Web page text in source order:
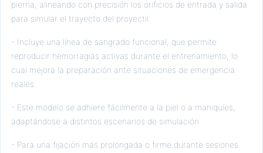
pierna, alineando con precisión los orificios de entrada y salida
para simular el trayecto del proyectil.
- Incluye una línea de sangrado funcional, que permite
reproducir hemorragias activas durante el entrenamiento, lo
cual mejora la preparación ante situaciones de emergencia
reales.
- Este modelo se adhiere fácilmente a la piel o a maniquíes,
adaptándose a distintos escenarios de simulación.
- Para una fijación más prolongada o firme durante sesiones